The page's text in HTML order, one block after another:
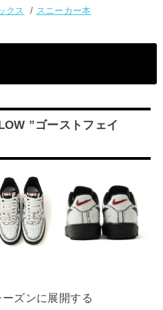
クス / スニーカー本
”ゴーストフェイ
ズンに展開する